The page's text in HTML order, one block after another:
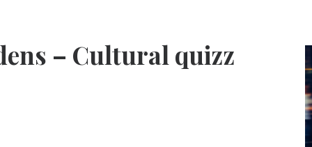
– Cultural quizz